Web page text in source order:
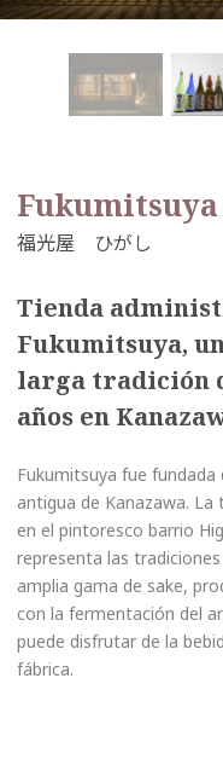
Tienda
Fukumitsuya,
larga tradición
años en
Fukumitsuya fue fundada
antigua de Kanazawa.
en el pintoresco barrio
representa las
amplia gama de sake,
con la fermentación del
puede disfrutar de la
fábrica.